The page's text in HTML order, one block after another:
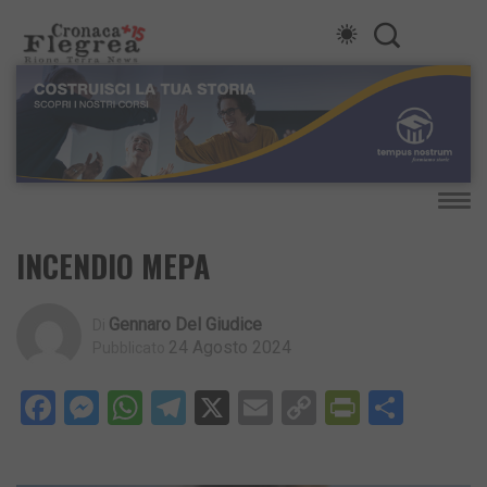
INCENDIO MEPA
Gennaro Del Giudice
24 Agosto 2024
Facebook
Messenger
WhatsApp
Telegram
X EmailCopy